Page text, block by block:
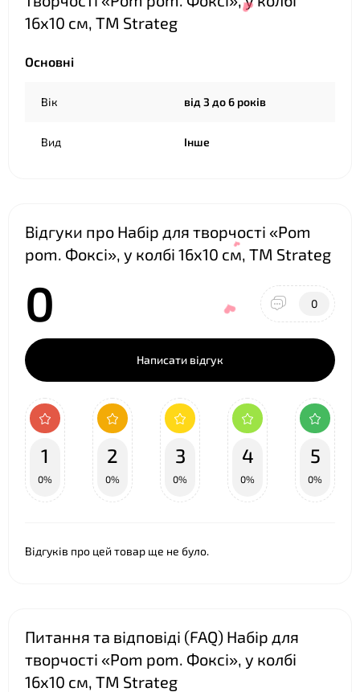
16х10 см, ТМ Strateg
Основні
Вік від 3 до 6 років
Вид Інше
Відгуки про Набір для творчості «Pom
pom. Фоксі», у колбі 16х10 см, ТМ Strateg
0 0
Написати відгук
1
0%
2
0%
3
0%
4
0%
5
0%
Відгуків про цей товар ще не було.
Питання та відповіді (FAQ) Набір для
творчості «Pom pom. Фоксі», у колбі
16х10 см, ТМ Strateg